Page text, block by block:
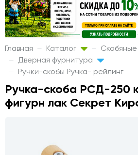
Главная Каталог
Скобяные
Дверная фурнитура
Ручки-скобы Ручка- рейлинг
Ручка-скоба РСД-250
фигурн лак Секрет